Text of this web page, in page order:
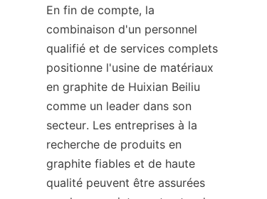
En fin de compte, la
combinaison d'un personnel
qualifié et de services complets
positionne l'usine de matériaux
en graphite de Huixian Beiliu
comme un leader dans son
secteur. Les entreprises à la
recherche de produits en
graphite fiables et de haute
qualité peuvent être assurées